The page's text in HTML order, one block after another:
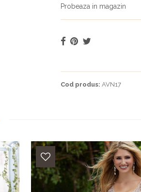
Probeaza in magazin
Cod produs: AVN17